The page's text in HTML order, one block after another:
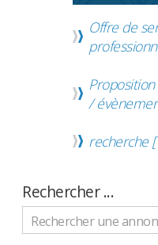
Offre de
/
recherche
Rechercher ...